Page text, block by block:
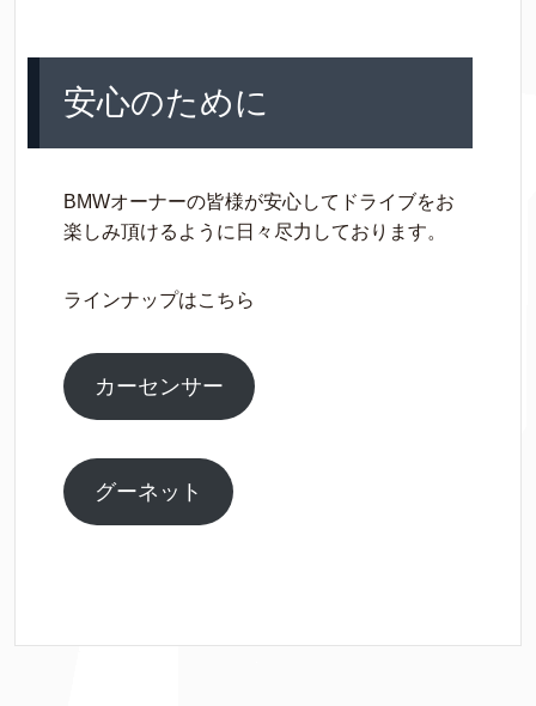
安心のために
BMWオーナーの皆様が安心してドライブをお
楽しみ頂けるように日々尽力しております。
ラインナップはこちら
カーセンサー
グーネット